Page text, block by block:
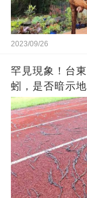
2023/09/26
罕見現象！台
蚓，是否暗示